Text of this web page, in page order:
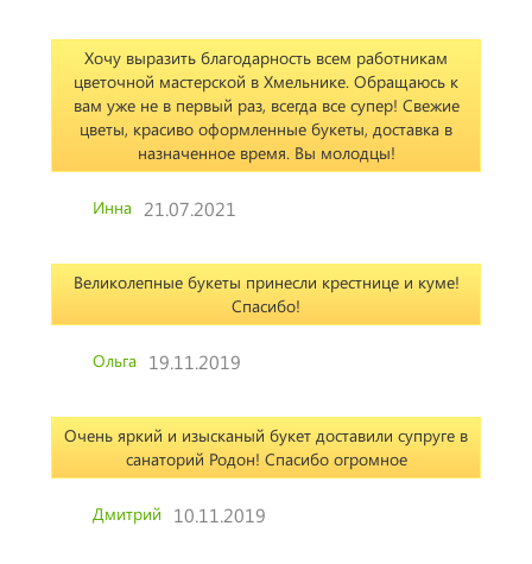
Хочу выразить благодарность всем работникам
цветочной мастерской в Хмельнике. Обращаюсь к
вам уже не в первый раз, всегда все супер! Свежие
цветы, красиво оформленные букеты, доставка в
назначенное время. Вы молодцы!
Инна 21.07.2021
Великолепные букеты принесли крестнице и куме!
Спасибо!
Ольга 19.11.2019
Очень яркий и изысканый букет доставили супруге в
санаторий Родон! Спасибо огромное
Дмитрий 10.11.2019